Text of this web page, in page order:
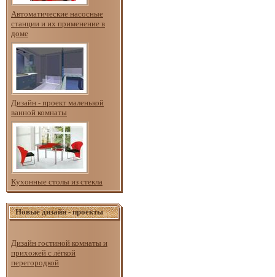
Автоматические насосные
станции и их применение в
доме
Дизайн - проект маленькой
ванной комнаты
Кухонные столы из стекла
Новые дизайн - проекты
Дизайн гостиной комнаты и
прихожей с лёгкой
перегородкой